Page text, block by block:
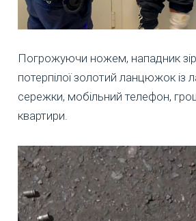
Погрожуючи ножем, нападник
потерпілої золотий ланцюжок із
сережки, мобільний телефон,
квартири.